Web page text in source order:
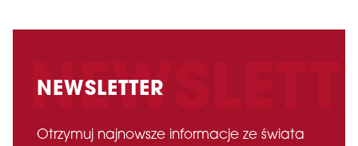
NEWSLETTER
Otrzymuj najnowsze informacje ze świata